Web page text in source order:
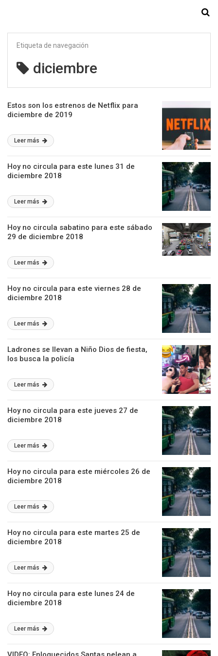
Etiqueta de navegación
diciembre
Estos son los estrenos de Netflix para
diciembre de 2019
Leer más
Hoy no circula para este lunes 31 de
diciembre 2018
Leer más
Hoy no circula sabatino para este sábado
29 de diciembre 2018
Leer más
Hoy no circula para este viernes 28 de
diciembre 2018
Leer más
Ladrones se llevan a Niño Dios de fiesta,
los busca la policía
Leer más
Hoy no circula para este jueves 27 de
diciembre 2018
Leer más
Hoy no circula para este miércoles 26 de
diciembre 2018
Leer más
Hoy no circula para este martes 25 de
diciembre 2018
Leer más
Hoy no circula para este lunes 24 de
diciembre 2018
Leer más